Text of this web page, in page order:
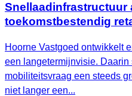
Snellaadinfrastructuur
toekomstbestendig
Hoorne Vastgoed ontwikkelt
een langetermijnvisie.
mobiliteitsvraag een steeds
niet langer een...